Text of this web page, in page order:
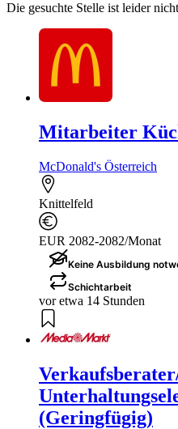
Die gesuchte Stelle ist leider
Mitarbeiter
McDonald's Österreich
Knittelfeld
EUR 2082-2082/Monat
Keine Ausbildung
Schichtarbeit
vor etwa 14 Stunden
(Geringfügig)